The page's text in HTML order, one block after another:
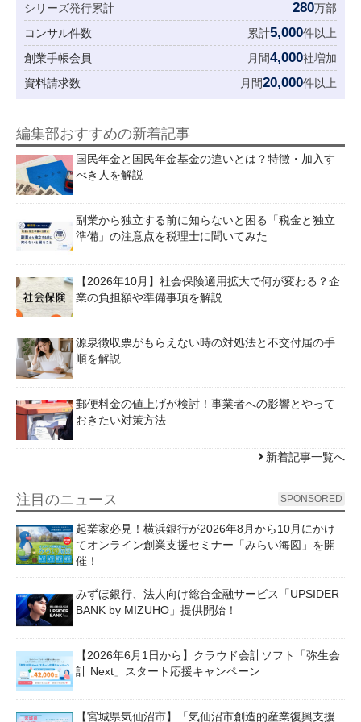
シリーズ発行累計 280万部
コンサル件数
累計5,000件以上
創業手帳会員
月間4,000社増加
資料請求数
月間20,000件以上
編集部おすすめの新着記事
国民年金と国民年金基金の違いとは？特徴・加入す
べき人を解説
副業から独立する前に知らないと困る「税金と独立
準備」の注意点を税理士に聞いてみた
【2026年10月】社会保険適用拡大で何が変わる？企
業の負担額や準備事項を解説
源泉徴収票がもらえない時の対処法と不交付届の手
順を解説
郵便料金の値上げが検討！事業者への影響とやって
おきたい対策方法
新着記事一覧へ
注目のニュース SPONSORED
起業家必見！横浜銀行が2026年8月から10月にかけ
てオンライン創業支援セミナー「みらい海図」を開
催！
みずほ銀行、法人向け総合金融サービス「UPSIDER
BANK by MIZUHO」提供開始！
【2026年6月1日から】クラウド会計ソフト「弥生会
計 Next」スタート応援キャンペーン
【宮城県気仙沼市】「気仙沼市創造的産業復興支援